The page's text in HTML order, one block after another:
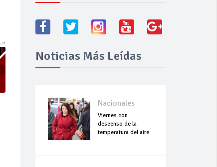
Noticias Más Leídas
Nacionales
Viernes con
descenso de la
temperatura del aire